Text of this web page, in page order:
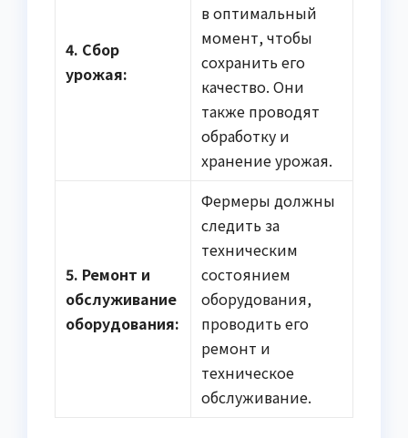
4. Сбор
урожая:
в оптимальный
момент, чтобы
сохранить его
качество. Они
также проводят
обработку и
хранение урожая.
5. Ремонт и
обслуживание
оборудования:
Фермеры должны
следить за
техническим
состоянием
оборудования,
проводить его
ремонт и
техническое
обслуживание.